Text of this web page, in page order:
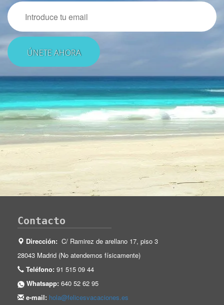
Email
Contacto
Dirección: C/ Ramirez de arellano 17, piso 3
28043 Madrid (No atendemos físicamente)
Teléfono: 91 515 09 44
Whatsapp: 640 52 62 95
e-mail: hola@felicesvacaciones.es